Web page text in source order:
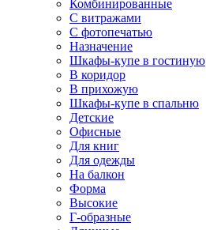
Комбинированные
С витражами
С фотопечатью
Назначение
Шкафы-купе в гостиную
В коридор
В прихожую
Шкафы-купе в спальню
Детские
Офисные
Для книг
Для одежды
На балкон
Форма
Высокие
Г-образные